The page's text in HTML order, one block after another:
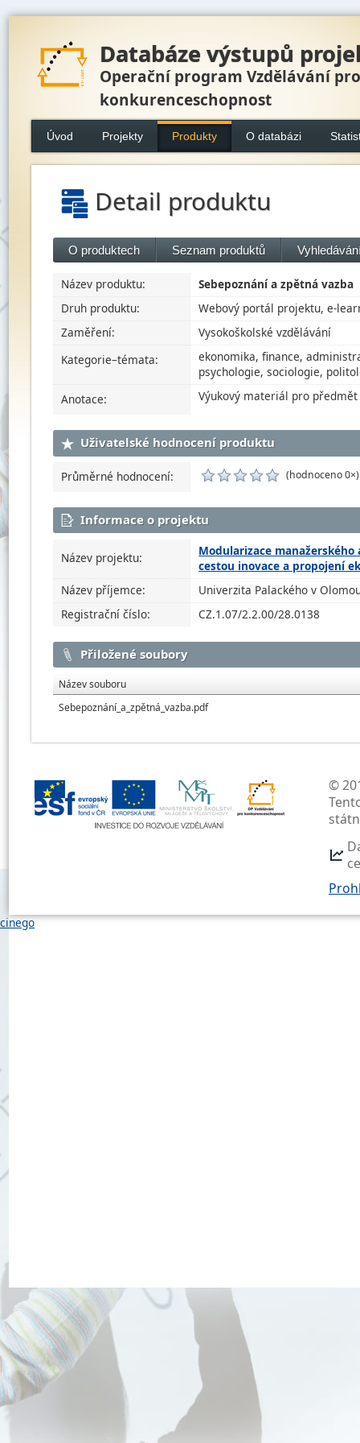
Databáze výstupů
Operační program Vzdělávání pro
konkurenceschopnost
Úvod Projekty Produkty O databázi
Detail produktu
O produktech Seznam produktů
Název produktu:
Sebepoznání a zpětná vazba
Druh produktu:
Webový portál projektu, e-
Zaměření:
Vysokoškolské vzdělávání
Kategorie–témata:
ekonomika, finance,
psychologie, sociologie,
Anotace:
Výukový materiál pro
Uživatelské hodnocení produktu
Průměrné hodnocení: (hodnoceno 0×)
Informace o projektu
Název projektu:
Modularizace
cestou inovace a propojení
Název příjemce:
Univerzita Palackého v
Registrační číslo:
CZ.1.07/2.2.00/28.0138
Přiložené soubory
Název souboru
Sebepoznání_a_zpětná_vazba.pdf
©
cinego